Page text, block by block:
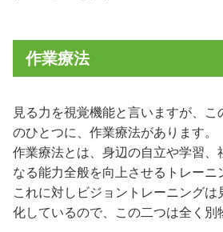
作業療法
見る力を視覚機能と言いますが、
のひとつに、作業療法があります。
作業療法とは、身辺の自立や学習、
なる能力全般を向上させるトレーニ
これに対しビジョントレーニング
化しているので、この二つは全く別